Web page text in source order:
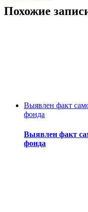
Похожие
Выявлен факт
фонда
Выявлен факт
фонда